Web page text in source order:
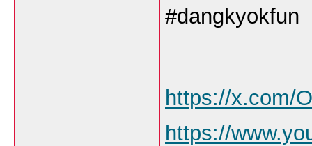
#dangkyokfun
https://x.com/
https://